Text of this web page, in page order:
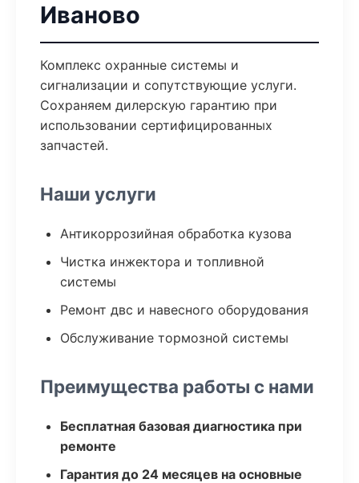
Иваново
Комплекс охранные системы и
сигнализации и сопутствующие услуги.
Сохраняем дилерскую гарантию при
использовании сертифицированных
запчастей.
Наши услуги
Антикоррозийная обработка кузова
Чистка инжектора и топливной
системы
Ремонт двс и навесного оборудования
Обслуживание тормозной системы
Преимущества работы с нами
Бесплатная базовая диагностика при
ремонте
Гарантия до 24 месяцев на основные